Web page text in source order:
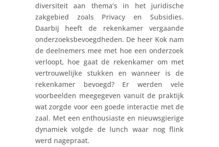
diversiteit aan thema’s in het juridische
zakgebied zoals Privacy en Subsidies.
Daarbij heeft de rekenkamer vergaande
onderzoeksbevoegdheden. De heer Kok nam
de deelnemers mee met hoe een onderzoek
verloopt, hoe gaat de rekenkamer om met
vertrouwelijke stukken en wanneer is de
rekenkamer bevoegd? Er werden vele
voorbeelden meegegeven vanuit de praktijk
wat zorgde voor een goede interactie met de
zaal. Met een enthousiaste en nieuwsgierige
dynamiek volgde de lunch waar nog flink
werd nagepraat.